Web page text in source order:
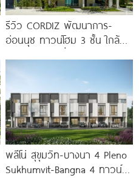
รีวิว CORDIZ พัฒนาการ-
อ่อนนุช ทาวน์โฮม 3 ชั้น ใกล้
ทองหล่อ
พลีโน่ สุขุมวิท-บางนา 4 Pleno
Sukhumvit-Bangna 4 ทาวน์